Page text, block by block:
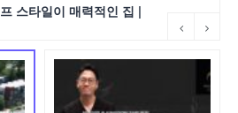
스타일이 매력적인 집 |